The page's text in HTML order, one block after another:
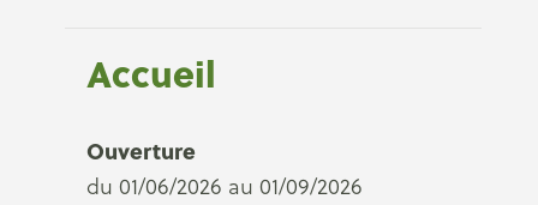
Accueil
Ouverture
du 01/06/2026 au 01/09/2026